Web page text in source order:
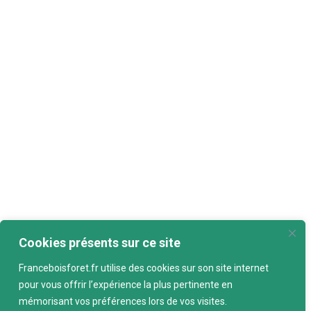
Cookies présents sur ce site
Franceboisforet.fr utilise des cookies sur son site internet
pour vous offrir l’expérience la plus pertinente en
mémorisant vos préférences lors de vos visites.